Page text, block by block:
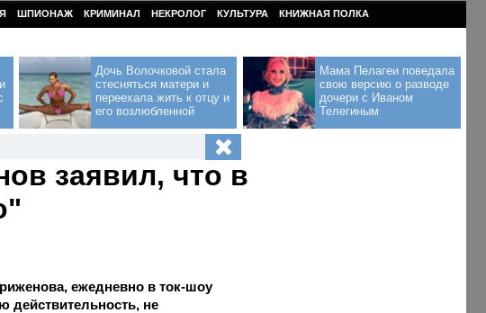
ШПИОНАЖ КРИМИНАЛ НЕКРОЛОГ КУЛЬТУРА КНИЖНАЯ ПОЛКА
Дочь Волочковой стала
стесняться матери и
переехала жить к отцу и
его возлюбленной
Мама Пелагеи поведала
свою версию о разводе
дочери с Иваном
Телегиным
заявил, что в
ежедневно в ток-шоу
действительность, не